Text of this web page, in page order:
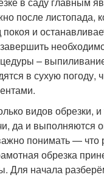
после листопада,
и
–
в сухую погоду,
видов обрезки,
да и выполняются
понимать — что
обрезка
Для начала